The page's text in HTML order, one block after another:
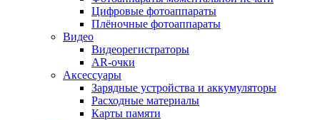
Цифровые фотоаппараты
Плёночные фотоаппараты
Видео
Видеорегистраторы
AR-очки
Аксессуары
Зарядные устройства и аккумуляторы
Расходные материалы
Карты памяти